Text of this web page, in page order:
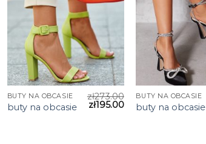
BUTY NA OBCASIE
buty na obcasie
zł273.00
zł195.00
BUTY NA OBCASIE
buty na obcasie